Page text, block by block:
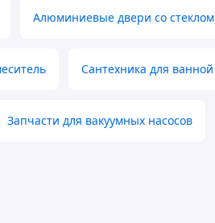
Алюминиевые двери со стеклом
Сантехника для ванной
Запчасти для вакуумных насосов